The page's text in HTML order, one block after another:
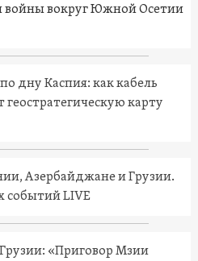
войны вокруг Южной Осетии
дну Каспия: как кабель
карту
Азербайджане и Грузии.
событий LIVE
«Приговор Мзии